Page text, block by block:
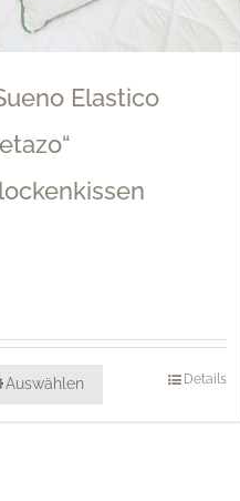
Elastico
Auswählen Details